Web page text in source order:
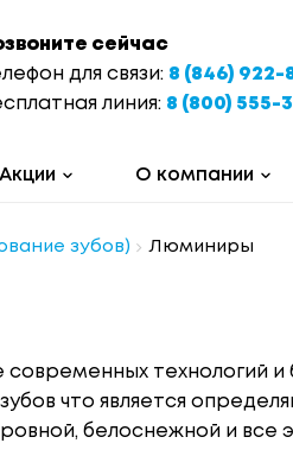
сейчас
для связи: 8 (846) 922-
линия: 8 (800) 555-
Акции О компании
зубов) Люминиры
технологий
что является
белоснежной и